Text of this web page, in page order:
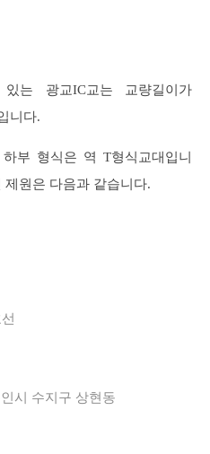
있는 광교IC교는 교량길이가
니다.
부 형식은 역 T형식교대입니
원은 다음과 같습니다.
시 수지구 상현동